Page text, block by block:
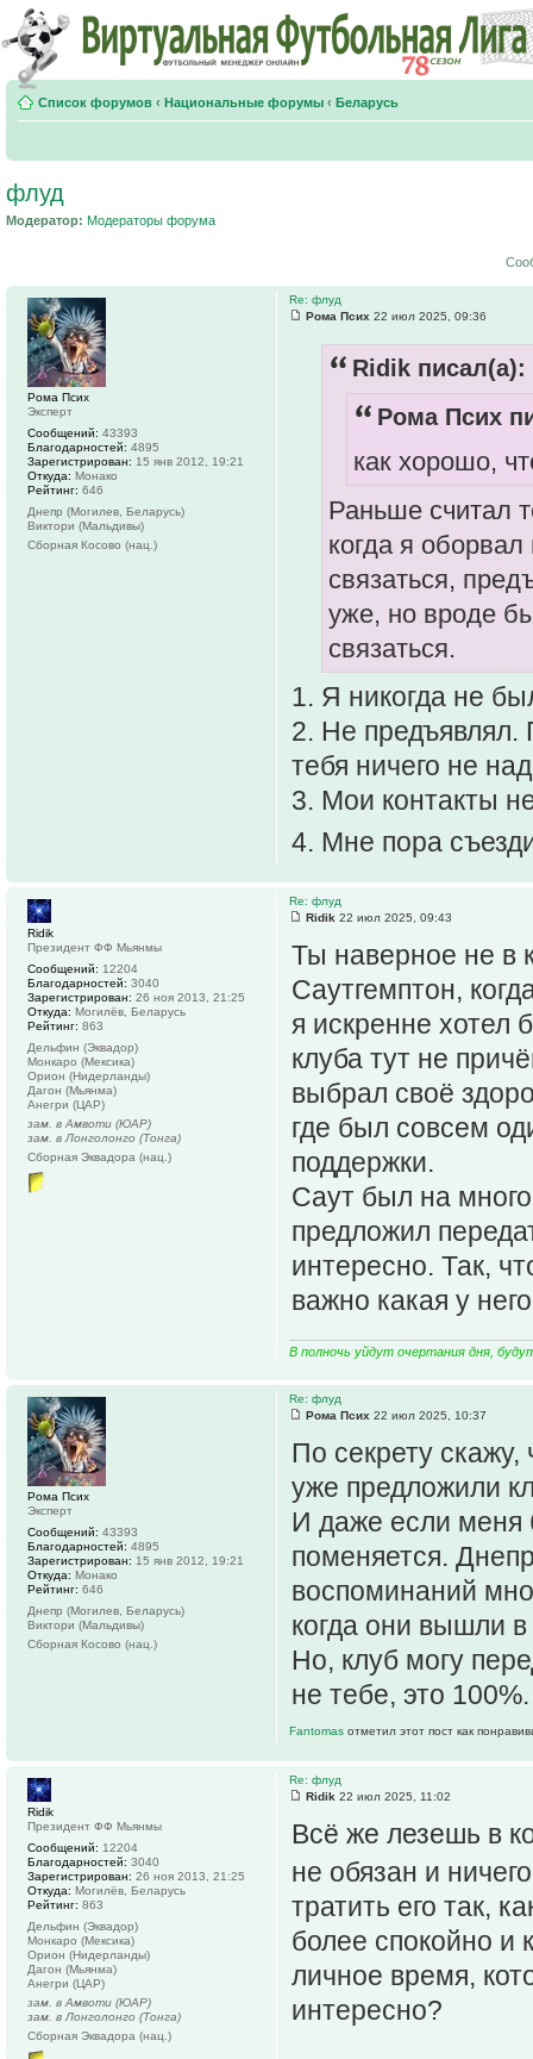
Список форумов ‹ Национальные форумы ‹ Беларусь
флуд
Модератор: Модераторы форума
Re: флуд
Рома Псих 22 июл 2025, 09:36
Ridik писал(а):
Рома Псих
как хорошо,
Раньше считал
когда я
связаться,
уже, но вроде
связаться.
1. Я никогда не
2. Не предъявлял.
тебя ничего не
3. Мои контакты
4. Мне пора
Рома Псих
Эксперт
Сообщений: 43393
Благодарностей: 4895
Зарегистрирован: 15 янв 2012, 19:21
Откуда: Монако
Рейтинг: 646
Днепр (Могилев, Беларусь)
Виктори (Мальдивы)
Сборная Косово (нац.)
Re: флуд
Ridik 22 июл 2025, 09:43
Ты наверное не в
Саутгемптон,
я искренне хотел
клуба тут не
выбрал своё
где был совсем
поддержки.
Саут был на
предложил
интересно. Так,
важно какая у
В полночь уйдут очертания дня,
Ridik
Президент ФФ Мьянмы
Сообщений: 12204
Благодарностей: 3040
Зарегистрирован: 26 ноя 2013, 21:25
Откуда: Могилёв, Беларусь
Рейтинг: 863
Дельфин (Эквадор)
Монкаро (Мексика)
Орион (Нидерланды)
Дагон (Мьянма)
Анегри (ЦАР)
зам. в Амвоти (ЮАР)
зам. в Лонголонго (Тонга)
Сборная Эквадора (нац.)
Re: флуд
Рома Псих 22 июл 2025, 10:37
По секрету
уже предложили
И даже если меня
поменяется.
воспоминаний
когда они вышли
Но, клуб могу
не тебе, это
Fantomas отметил этот пост как
Рома Псих
Эксперт
Сообщений: 43393
Благодарностей: 4895
Зарегистрирован: 15 янв 2012, 19:21
Откуда: Монако
Рейтинг: 646
Днепр (Могилев, Беларусь)
Виктори (Мальдивы)
Сборная Косово (нац.)
Re: флуд
Ridik 22 июл 2025, 11:02
Всё же лезешь в
не обязан и
тратить его так,
более спокойно и
личное время,
интересно?
Ridik
Президент ФФ Мьянмы
Сообщений: 12204
Благодарностей: 3040
Зарегистрирован: 26 ноя 2013, 21:25
Откуда: Могилёв, Беларусь
Рейтинг: 863
Дельфин (Эквадор)
Монкаро (Мексика)
Орион (Нидерланды)
Дагон (Мьянма)
Анегри (ЦАР)
зам. в Амвоти (ЮАР)
зам. в Лонголонго (Тонга)
Сборная Эквадора (нац.)